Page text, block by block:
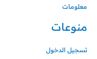
معلومات
منوعات
تسجيل الدخول